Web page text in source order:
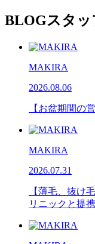
BLOGスタ
MAKIRA
2026.08.06
【お盆期間の
MAKIRA
2026.07.31
【薄毛、抜け
リニックと提